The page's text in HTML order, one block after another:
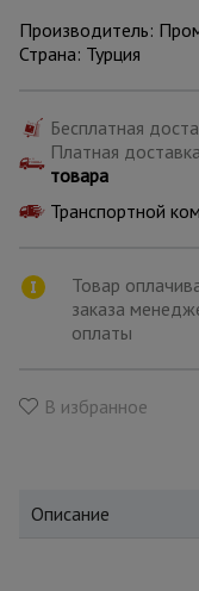
Производитель:
Страна: Турция
Бесплатная
Платная
товара
Транспортной
Товар
заказа
оплаты
В избранное
Описание